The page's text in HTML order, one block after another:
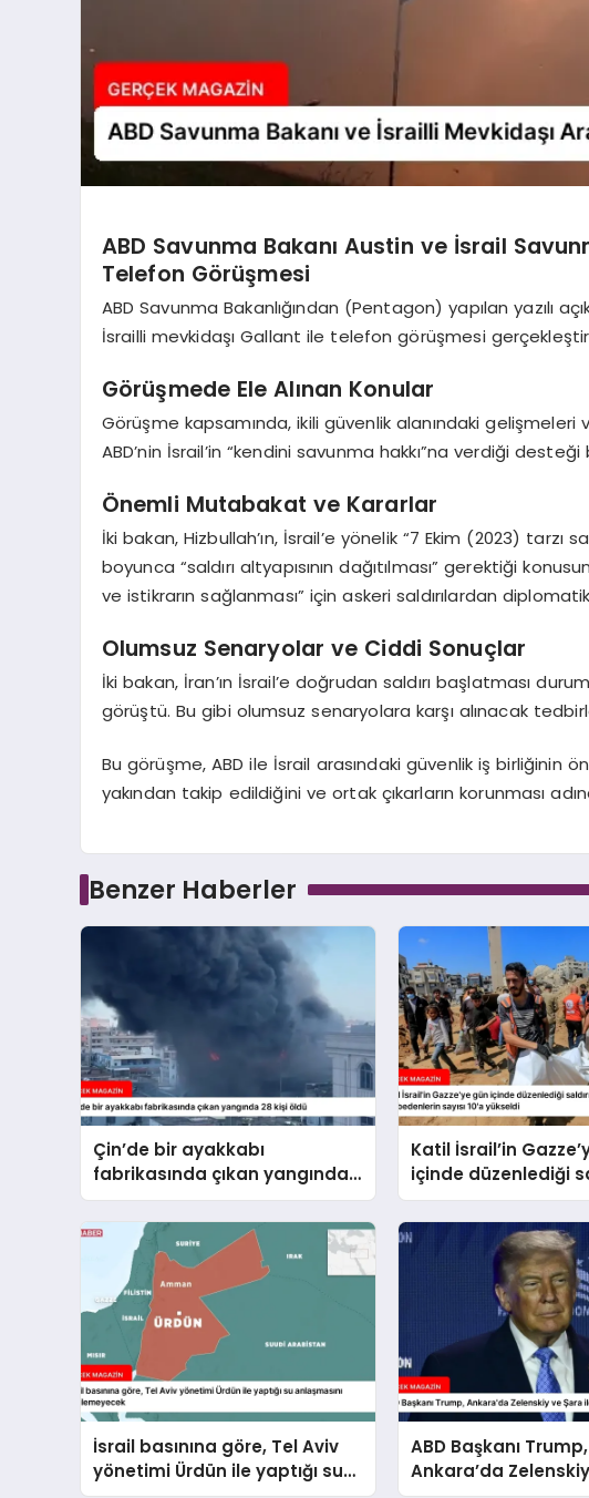
ABD Savunma Bakanı Austin ve İsrail
Telefon Görüşmesi
ABD Savunma Bakanlığından (Pentagon) yapılan yazılı
İsrailli mevkidaşı Gallant ile telefon görüşmesi
Görüşmede Ele Alınan Konular
Görüşme kapsamında, ikili güvenlik alanındaki gelişmeleri
ABD’nin İsrail’in “kendini savunma hakkı”na verdiği
Önemli Mutabakat ve Kararlar
İki bakan, Hizbullah’ın, İsrail’e yönelik “7 Ekim (2023) tarzı
boyunca “saldırı altyapısının dağıtılması” gerektiği
ve istikrarın sağlanması” için askeri saldırılardan
Olumsuz Senaryolar ve Ciddi Sonuçlar
İki bakan, İran’ın İsrail’e doğrudan saldırı başlatması
görüştü. Bu gibi olumsuz senaryolara karşı alınacak
Bu görüşme, ABD ile İsrail arasındaki güvenlik iş birliğinin
yakından takip edildiğini ve ortak çıkarların korunması
Benzer Haberler
Çin’de bir ayakkabı
fabrikasında çıkan yangında
28 kişi öldü
Katil İsrail’in
içinde düzenlediği
hayatını
10’a yükseldi
İsrail basınına göre, Tel Aviv
yönetimi Ürdün ile yaptığı su
ABD Başkanı Trump,
Ankara’da